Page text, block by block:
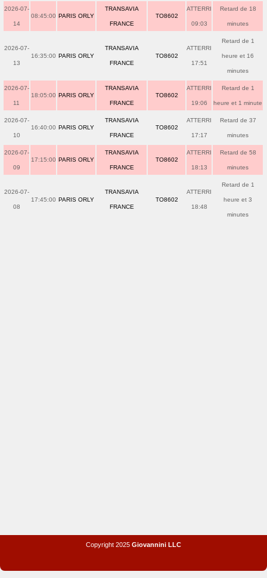
2026-07-
14
08:45:00 PARIS ORLY
TRANSAVIA
FRANCE
TO8602
ATTERRI
09:03
Retard de 18
minutes
2026-07-
13
16:35:00 PARIS ORLY
TRANSAVIA
FRANCE
TO8602
ATTERRI
17:51
Retard de 1
heure et 16
minutes
2026-07-
11
18:05:00 PARIS ORLY
TRANSAVIA
FRANCE
TO8602
ATTERRI
19:06
Retard de 1
heure et 1 minute
2026-07-
10
16:40:00 PARIS ORLY
TRANSAVIA
FRANCE
TO8602
ATTERRI
17:17
Retard de 37
minutes
2026-07-
09
17:15:00 PARIS ORLY
TRANSAVIA
FRANCE
TO8602
ATTERRI
18:13
Retard de 58
minutes
2026-07-
08
17:45:00 PARIS ORLY
TRANSAVIA
FRANCE
TO8602
ATTERRI
18:48
Retard de 1
heure et 3
minutes
Copyright 2025 Giovannini LLC